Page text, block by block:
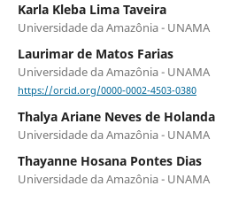
Karla Kleba Lima Taveira
Universidade da Amazônia - UNAMA
Laurimar de Matos Farias
Universidade da Amazônia - UNAMA
https://orcid.org/0000-0002-4503-0380
Thalya Ariane Neves de Holanda
Universidade da Amazônia - UNAMA
Thayanne Hosana Pontes Dias
Universidade da Amazônia - UNAMA